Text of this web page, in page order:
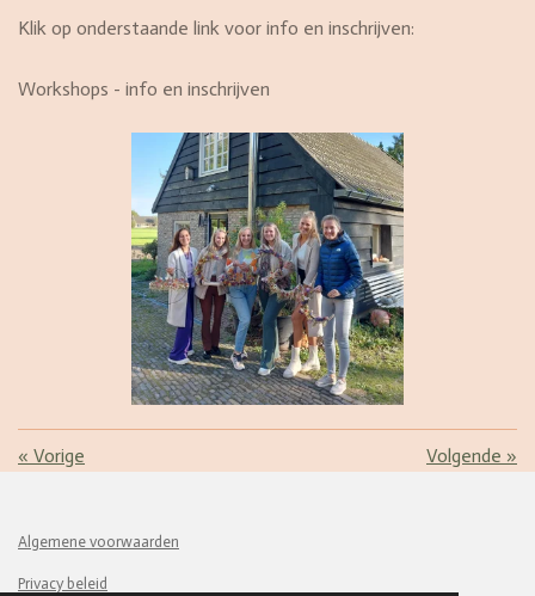
Klik op onderstaande link voor info en inschrijven:
Workshops - info en inschrijven
« Vorige Volgende »
Algemene voorwaarden
Privacy beleid